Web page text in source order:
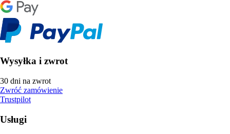
Wysyłka i zwrot
30 dni na zwrot
Zwróć zamówienie
Trustpilot
Usługi